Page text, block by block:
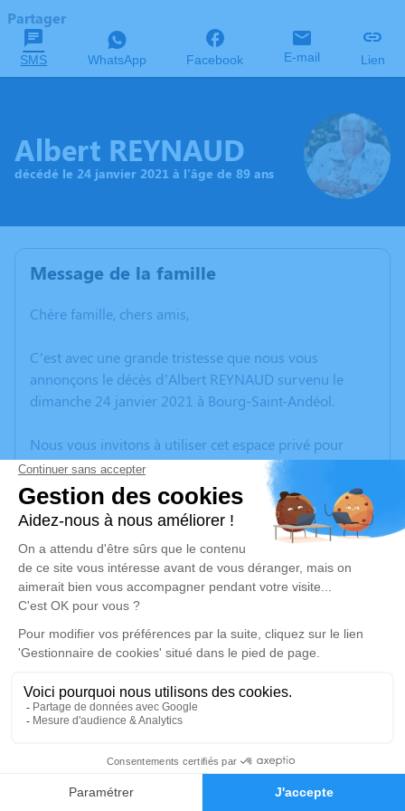
Faire-part Hommages
Partager
SMS WhatsApp Facebook E-mail Lien
Albert REYNAUD
décédé le 24 janvier 2021 à l'âge de 89 ans
Message de la famille
Chère famille, chers amis,
C’est avec une grande tristesse que nous vous
annonçons le décès d’Albert REYNAUD survenu le
dimanche 24 janvier 2021 à Bourg-Saint-Andéol.
Nous vous invitons à utiliser cet espace privé pour
laisser vos condoléances, partager des photos
souvenirs, une anecdote ou exprimer vos pensées à
travers des poèmes ou des textes. Cet endroit est un
lieu d'expression dédié à honorer la mémoire d’Albert
REYNAUD.
Un service de plantation d’arbre hommage est
disponible ici.
Je rends hommage
Cérémonie religieuse
Église de Tulette
26790 Tulette